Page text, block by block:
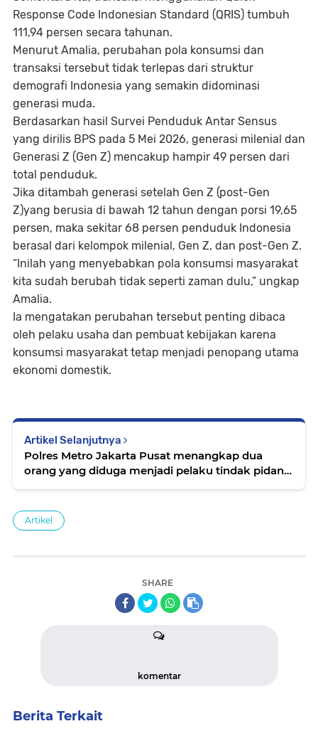
Response Code Indonesian Standard (QRIS) tumbuh
111,94 persen secara tahunan.
Menurut Amalia, perubahan pola konsumsi dan
transaksi tersebut tidak terlepas dari struktur
demografi Indonesia yang semakin didominasi
generasi muda.
Berdasarkan hasil Survei Penduduk Antar Sensus
yang dirilis BPS pada 5 Mei 2026, generasi milenial dan
Generasi Z (Gen Z) mencakup hampir 49 persen dari
total penduduk.
Jika ditambah generasi setelah Gen Z (post-Gen
Z)yang berusia di bawah 12 tahun dengan porsi 19,65
persen, maka sekitar 68 persen penduduk Indonesia
berasal dari kelompok milenial, Gen Z, dan post-Gen Z.
“Inilah yang menyebabkan pola konsumsi masyarakat
kita sudah berubah tidak seperti zaman dulu,” ungkap
Amalia.
Ia mengatakan perubahan tersebut penting dibaca
oleh pelaku usaha dan pembuat kebijakan karena
konsumsi masyarakat tetap menjadi penopang utama
ekonomi domestik.
Artikel Selanjutnya
Polres Metro Jakarta Pusat menangkap dua
orang yang diduga menjadi pelaku tindak pidana
Artikel
SHARE
komentar
Berita Terkait